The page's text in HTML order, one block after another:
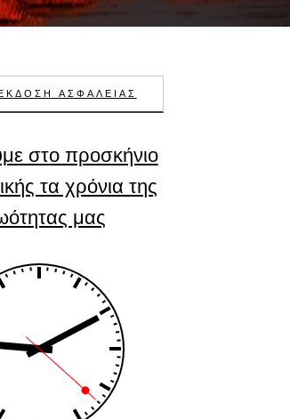
ΑΣΦΑΛΕΙΑΣ
στο προσκήνιο
τα χρόνια της
μας